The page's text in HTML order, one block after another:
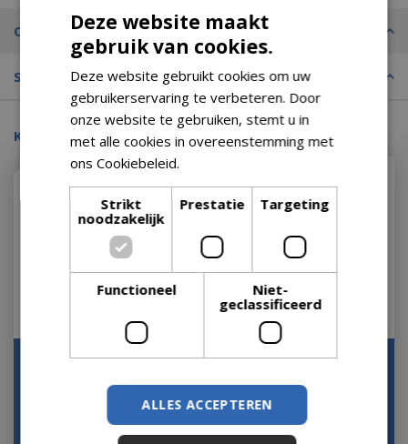
Omschrijving
Specificaties
Kijk ook eens naar:
Onderschotel Rond
Onderschotel Rond
Donkergrijs Antraciet
Eco…
Let op: bijna uitverkocht!
Deze website maakt
gebruik van cookies.
Deze website gebruikt cookies om uw
gebruikerservaring te verbeteren. Door
onze website te gebruiken, stemt u in
met alle cookies in overeenstemming met
ons Cookiebeleid.
Strikt
noodzakelijk
Prestatie Targeting
Functioneel
Niet-
geclassificeerd
ALLES ACCEPTEREN